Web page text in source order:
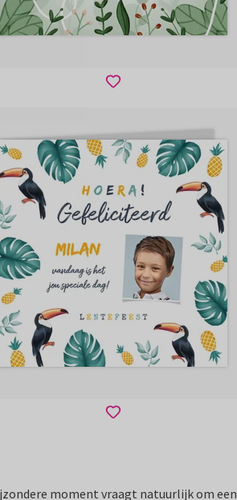
moment vraagt natuurlijk om een